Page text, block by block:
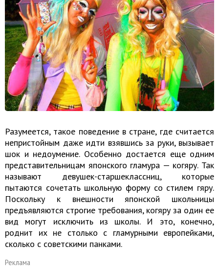
Разумеется, такое поведение в стране, где считается
непристойным даже идти взявшись за руки, вызывает
шок и недоумение. Особенно достается еще одним
представительницам японского гламура — когяру. Так
называют девушек-старшеклассниц, которые
пытаются сочетать школьную форму со стилем гяру.
Поскольку к внешности японской школьницы
предъявляются строгие требования, когяру за один ее
вид могут исключить из школы. И это, конечно,
роднит их не столько с гламурными европейками,
сколько с советскими панками.
Реклама